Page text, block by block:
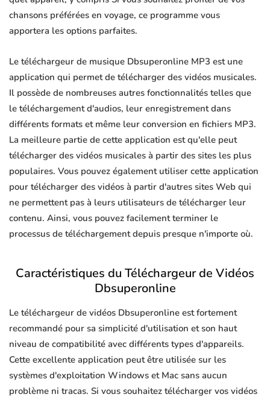
chansons préférées en voyage, ce programme vous
apportera les options parfaites.
Le téléchargeur de musique Dbsuperonline MP3 est une
application qui permet de télécharger des vidéos musicales.
Il possède de nombreuses autres fonctionnalités telles que
le téléchargement d'audios, leur enregistrement dans
différents formats et même leur conversion en fichiers MP3.
La meilleure partie de cette application est qu'elle peut
télécharger des vidéos musicales à partir des sites les plus
populaires. Vous pouvez également utiliser cette application
pour télécharger des vidéos à partir d'autres sites Web qui
ne permettent pas à leurs utilisateurs de télécharger leur
contenu. Ainsi, vous pouvez facilement terminer le
processus de téléchargement depuis presque n'importe où.
Caractéristiques du Téléchargeur de Vidéos
Dbsuperonline
Le téléchargeur de vidéos Dbsuperonline est fortement
recommandé pour sa simplicité d'utilisation et son haut
niveau de compatibilité avec différents types d'appareils.
Cette excellente application peut être utilisée sur les
systèmes d'exploitation Windows et Mac sans aucun
problème ni tracas. Si vous souhaitez télécharger vos vidéos